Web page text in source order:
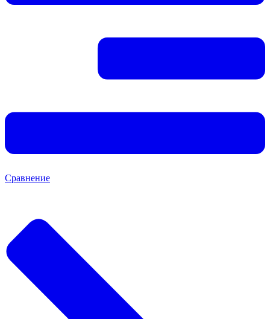
Сравнение